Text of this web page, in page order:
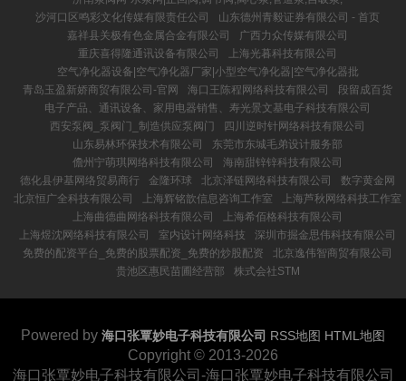
沙河口区鸣彩文化传媒有限责任公司
山东德州青毅证券有限公司 - 首页
嘉祥县关极有色金属合金有限公司
广西力众传媒有限公司
重庆喜得隆通讯设备有限公司
上海光暮科技有限公司
空气净化器设备|空气净化器厂家|小型空气净化器|空气净化器批
青岛玉盈新娇商贸有限公司-官网
海口王陈程网络科技有限公司
段留成百货
电子产品、通讯设备、家用电器销售、寿光景文基电子科技有限公司
西安泵阀_泵阀门_制造供应泵阀门
四川逆时针网络科技有限公司
山东易林环保技术有限公司
东莞市东城毛弟设计服务部
儋州宁萌琪网络科技有限公司
海南甜锌锌科技有限公司
德化县伊基网络贸易商行
金隆环球 北京泽链网络科技有限公司
数字黄金网
北京恒广全科技有限公司
上海辉铭歆信息咨询工作室
上海芦秋网络科技工作室
上海曲德曲网络科技有限公司
上海希佰格科技有限公司
上海煜沈网络科技有限公司
室内设计网络科技
深圳市掘金思伟科技有限公司
免费的配资平台_免费的股票配资_免费的炒股配资
北京逸伟智商贸有限公司
贵池区惠民苗圃经营部
株式会社STM
Powered by 海口张覃妙电子科技有限公司 RSS地图 HTML地图
Copyright © 2013-2026
海口张覃妙电子科技有限公司-海口张覃妙电子科技有限公司